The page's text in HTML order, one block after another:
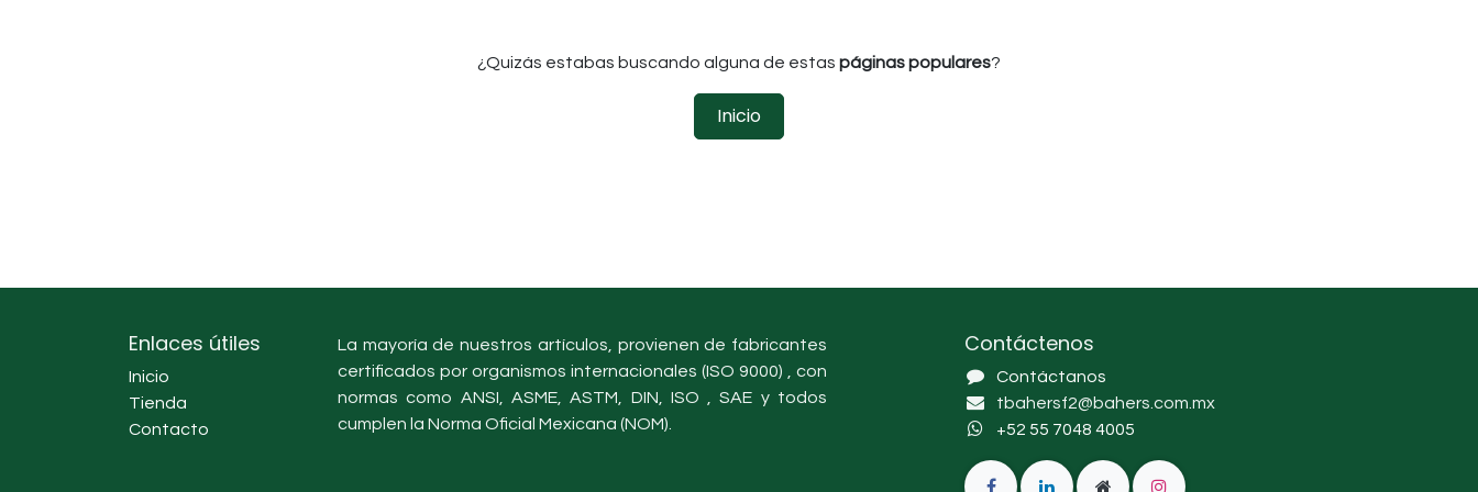
¿Quizás estabas buscando alguna de estas páginas populares?
Inicio
Enlaces útiles
Inicio
Tienda
Contacto
La mayoría de nuestros artículos, provienen de fabricantes
certificados por organismos internacionales (ISO 9000) , con
normas como ANSI, ASME, ASTM, DIN, ISO , SAE y todos
cumplen la Norma Oficial Mexicana (NOM).
Contáctenos
Contáctanos
tbahersf2@bahers.com.mx
+52 55 7048 4005